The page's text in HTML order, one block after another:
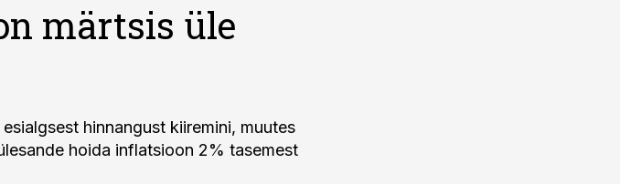
märtsis üle
hinnangust kiiremini, muutes
hoida inflatsioon 2% tasemest